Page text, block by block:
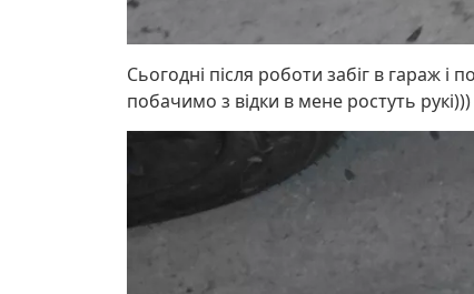
Сьогодні після роботи забіг в гараж
побачимо з відки в мене ростуть рукі)))